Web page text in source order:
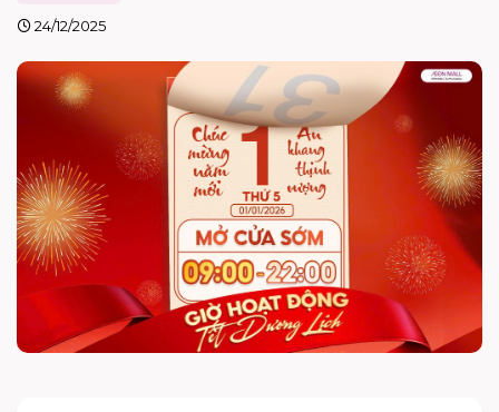
24/12/2025